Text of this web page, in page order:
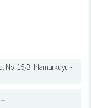
No: 15/B Ihlamurkuyu -